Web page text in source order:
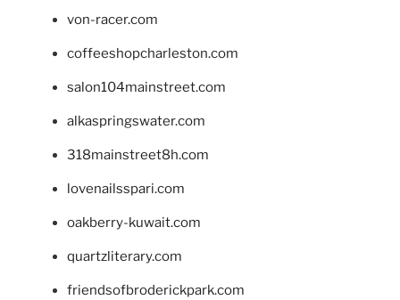
von-racer.com
coffeeshopcharleston.com
salon104mainstreet.com
alkaspringswater.com
318mainstreet8h.com
lovenailsspari.com
oakberry-kuwait.com
quartzliterary.com
friendsofbroderickpark.com